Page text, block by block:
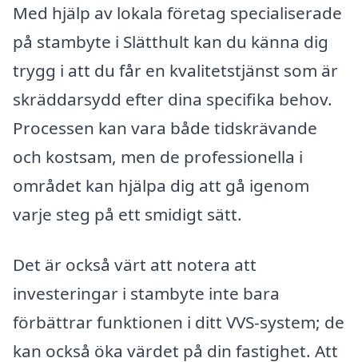
Med hjälp av lokala företag specialiserade
på stambyte i Slätthult kan du känna dig
trygg i att du får en kvalitetstjänst som är
skräddarsydd efter dina specifika behov.
Processen kan vara både tidskrävande
och kostsam, men de professionella i
området kan hjälpa dig att gå igenom
varje steg på ett smidigt sätt.
Det är också värt att notera att
investeringar i stambyte inte bara
förbättrar funktionen i ditt VVS-system; de
kan också öka värdet på din fastighet. Att